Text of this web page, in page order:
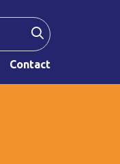
Contact